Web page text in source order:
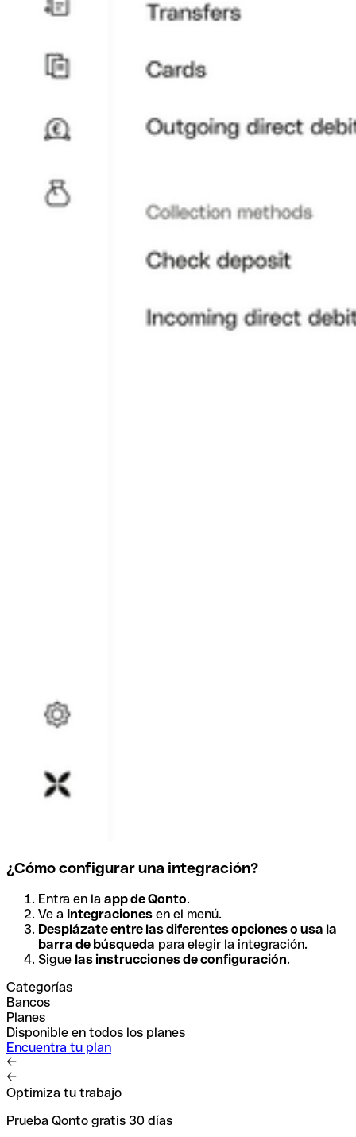
¿Cómo configurar una integración?
Entra en la app de Qonto.
Ve a Integraciones en el menú.
Desplázate entre las diferentes opciones o usa la
barra de búsqueda para elegir la integración.
Sigue las instrucciones de configuración.
Categorías
Bancos
Planes
Disponible en todos los planes
Encuentra tu plan
Optimiza tu trabajo
Prueba Qonto gratis 30 días